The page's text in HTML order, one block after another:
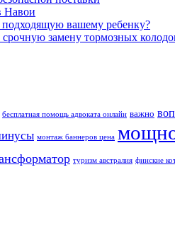
Навои
вашему ребенку?
замену тормозных
бесплатная помощь адвоката онлайн важно
монтаж баннеров цена
туризм австралия финские